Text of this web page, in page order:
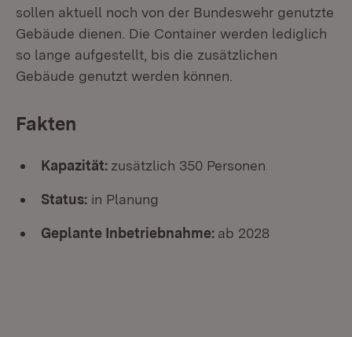
sollen aktuell noch von der Bundeswehr genutzte
Gebäude dienen. Die Container werden lediglich
so lange aufgestellt, bis die zusätzlichen
Gebäude genutzt werden können.
Fakten
Kapazität: zusätzlich 350 Personen
Status: in Planung
Geplante Inbetriebnahme: ab 2028